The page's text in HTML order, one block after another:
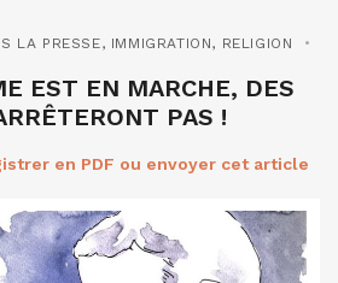
LA PRESSE, IMMIGRATION, RELIGION
EST EN MARCHE, DES
PAS !
en PDF ou envoyer cet article